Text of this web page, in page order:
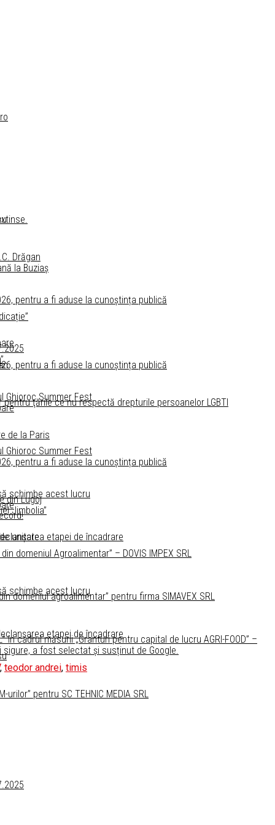
pentru a fi aduse la cunoștința publică
schimbe acest lucru
etapei de încadrare
Drăgan
pentru a fi aduse la cunoștința publică
Ghioroc Summer Fest
unitate
din Lugoj
la Buziaș
Ghioroc Summer Fest
pentru ţările ce nu respectă drepturile persoanelor LGBTI
de la Paris
a fost selectat și susținut de Google.
pentru a fi aduse la cunoștința publică
schimbe acest lucru
etapei de încadrare
Jimbolia”
domeniul Agroalimentar” – DOVIS IMPEX SRL
domeniul agroalimentar” pentru firma SIMAVEX SRL
în cadrul măsurii „Granturi pentru capital de lucru AGRI-FOOD” –
pentru SC TEHNIC MEDIA SRL
, teodor andrei, timis